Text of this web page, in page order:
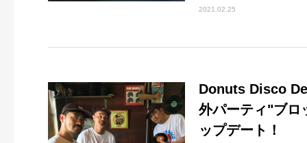
2021.02.25
Donuts Disco
外パーティ"ブロ
ップデート！